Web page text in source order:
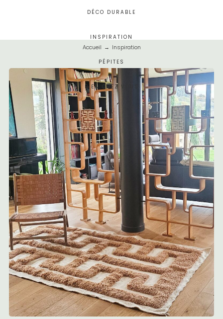
DÉCO DURABLE
INSPIRATION
PÉPITES
BIEN CHEZ VOUS
Accueil → Inspiration